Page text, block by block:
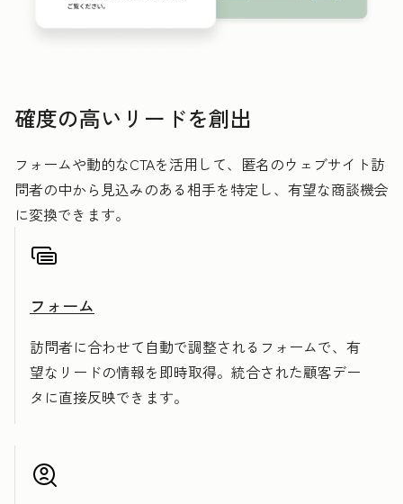
確度の高いリードを創出
フォームや動的なCTAを活用して、匿名のウェブサイト訪
問者の中から見込みのある相手を特定し、有望な商談機会
に変換できます。
フォーム
訪問者に合わせて自動で調整されるフォームで、有
望なリードの情報を即時取得。統合された顧客デー
タに直接反映できます。